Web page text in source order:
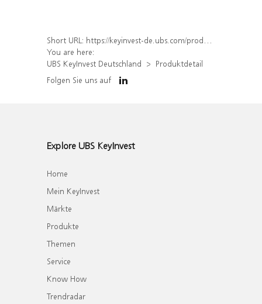
Short URL: https://keyinvest-de.ubs.com/produkt/detail/index/isin/DE000WA6NAX3
You are here:
UBS KeyInvest Deutschland
Produktdetail
Folgen Sie uns auf
Explore UBS KeyInvest
Home
Mein KeyInvest
Märkte
Produkte
Themen
Service
Know How
Trendradar